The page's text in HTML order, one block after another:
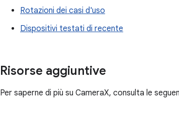
Rotazioni dei casi d'uso
Dispositivi testati di recente
Risorse aggiuntive
Per saperne di più su CameraX, consulta le